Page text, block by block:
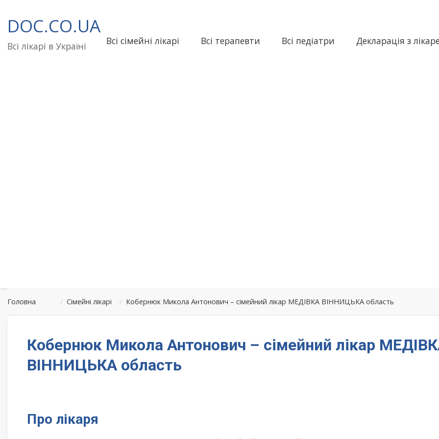
до
вмісту
DOC.CO.UA
Всі лікарі в Україні Всі сімейні лікарі Всі терапевти Всі педіатри Декларація з
Головна / Сімейні лікарі / Кобернюк Микола Антонович – сімейний лікар МЕДІВКА ВІННИЦЬКА область
Кобернюк Микола Антонович – сімейний лікар
ВІННИЦЬКА область
Про лікаря